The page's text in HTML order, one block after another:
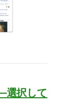
選択して